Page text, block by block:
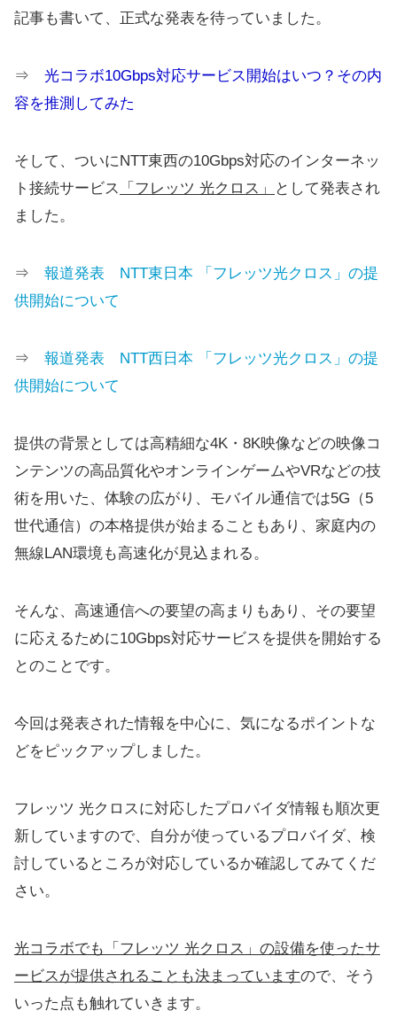
記事も書いて、正式な発表を待っていました。
⇒ 光コラボ10Gbps対応サービス開始はいつ？その内
容を推測してみた
そして、ついにNTT東西の10Gbps対応のインターネッ
ト接続サービス
「フレッツ 光クロス」
として発表され
ました。
⇒ 報道発表 NTT東日本 「フレッツ光クロス」の提
供開始について
⇒ 報道発表 NTT西日本 「フレッツ光クロス」の提
供開始について
提供の背景としては高精細な4K・8K映像などの映像コ
ンテンツの高品質化やオンラインゲームやVRなどの技
術を用いた、体験の広がり、モバイル通信では5G（5
世代通信）の本格提供が始まることもあり、家庭内の
無線LAN環境も高速化が見込まれる。
そんな、高速通信への要望の高まりもあり、その要望
に応えるために10Gbps対応サービスを提供を開始する
とのことです。
今回は発表された情報を中心に、気になるポイントな
どをピックアップしました。
フレッツ 光クロスに対応したプロバイダ情報も順次更
新していますので、自分が使っているプロバイダ、検
討しているところが対応しているか確認してみてくだ
さい。
光コラボでも「フレッツ 光クロス」の設備を使ったサ
ービスが提供されることも決まっていますので、そう
いった点も触れていきます。